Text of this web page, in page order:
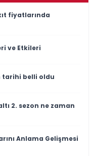
fiyatlarında
ve Etkileri
tarihi belli oldu
2. sezon ne zaman
Anlama Gelişmesi